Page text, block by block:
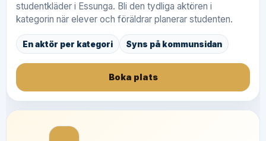
studentkläder i Essunga. Bli den tydliga aktören i
kategorin när elever och föräldrar planerar studenten.
En aktör per kategori Syns på kommunsidan
Boka plats